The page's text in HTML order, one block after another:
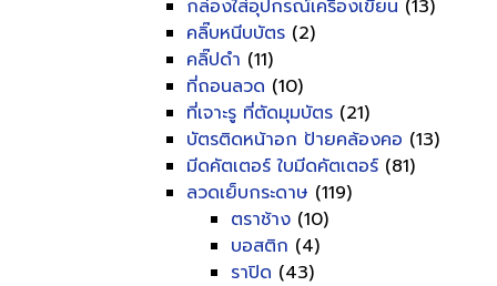
กล่องใส่อุปกรณ์เครื่องเขียน (13)
คลิ๊บหนีบบัตร (2)
คลิ๊ปดำ (11)
ที่ถอนลวด (10)
ที่เจาะรู ที่ตัดมุมบัตร (21)
บัตรติดหน้าอก ป้ายคล้องคอ (13)
มีดคัตเตอร์ ใบมีดคัตเตอร์ (81)
ลวดเย็บกระดาษ (119)
ตราช้าง (10)
บอสติก (4)
ราปิด (43)